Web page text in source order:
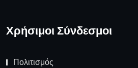
Χρήσιμοι Σύνδεσμοι
Πολιτισμός